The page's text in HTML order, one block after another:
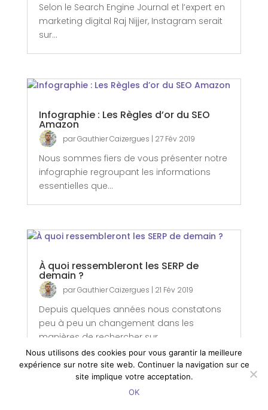
Selon le Search Engine Journal et l’expert en
marketing digital Raj Nijjer, Instagram serait
sur...
Infographie : Les Règles d’or du SEO
Amazon
parGauthier Caizergues | 27 Fév 2019
Nous sommes fiers de vous présenter notre
infographie regroupant les informations
essentielles que...
À quoi ressembleront les SERP de
demain ?
parGauthier Caizergues | 21 Fév 2019
Depuis quelques années nous constatons
peu à peu un changement dans les
manières de rechercher sur...
Nous utilisons des cookies pour vous garantir la meilleure
expérience sur notre site web. Continuer la navigation sur ce
site implique votre acceptation.
OK